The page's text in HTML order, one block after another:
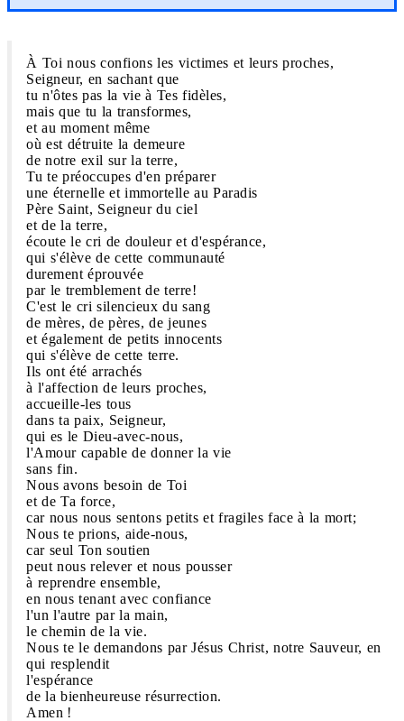
À Toi nous confions les victimes et leurs proches,
Seigneur, en sachant que
tu n'ôtes pas la vie à Tes fidèles,
mais que tu la transformes,
et au moment même
où est détruite la demeure
de notre exil sur la terre,
Tu te préoccupes d'en préparer
une éternelle et immortelle au Paradis
Père Saint, Seigneur du ciel
et de la terre,
écoute le cri de douleur et d'espérance,
qui s'élève de cette communauté
durement éprouvée
par le tremblement de terre!
C'est le cri silencieux du sang
de mères, de pères, de jeunes
et également de petits innocents
qui s'élève de cette terre.
Ils ont été arrachés
à l'affection de leurs proches,
accueille-les tous
dans ta paix, Seigneur,
qui es le Dieu-avec-nous,
l'Amour capable de donner la vie
sans fin.
Nous avons besoin de Toi
et de Ta force,
car nous nous sentons petits et fragiles face à la mort;
Nous te prions, aide-nous,
car seul Ton soutien
peut nous relever et nous pousser
à reprendre ensemble,
en nous tenant avec confiance
l'un l'autre par la main,
le chemin de la vie.
Nous te le demandons par Jésus Christ, notre Sauveur, en
qui resplendit
l'espérance
de la bienheureuse résurrection.
Amen !